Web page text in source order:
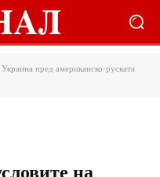
пред американско-руската
на